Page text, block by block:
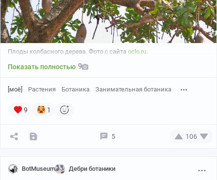
Плоды колбасного дерева. Фото с сайта oclo.ru
Показать полностью 9
[моё] Растения Ботаника Занимательная ботаника
9 1
5 106
BotMuseum Дебри ботаники